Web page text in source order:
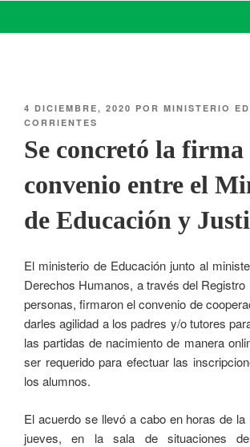
MINISTERIO DE
DE CORRIENTES
4 DICIEMBRE, 2020 POR MINISTERIO
CORRIENTES
Se concretó la firma
convenio entre el
de Educación y
El ministerio de Educación junto al
Derechos Humanos, a través del Registro
personas, firmaron el convenio de
darles agilidad a los padres y/o tutores
las partidas de nacimiento de manera
ser requerido para efectuar las
los alumnos.
El acuerdo se llevó a cabo en horas de
jueves, en la sala de situaciones